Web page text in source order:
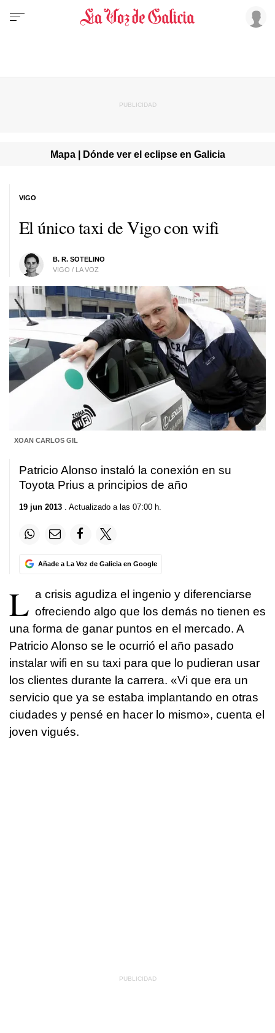
Mapa | Dónde ver el eclipse en Galicia
El único taxi de Vigo con wifi
B. R. SOTELINO
VIGO / LA VOZ
VIGO
XOAN CARLOS GIL
Patricio Alonso instaló la conexión en su
Toyota Prius a principios de año
19 jun 2013 . Actualizado a las 07:00 h.
Añade a La Voz de Galicia en Google
L a crisis agudiza el ingenio y diferenciarse
ofreciendo algo que los demás no tienen es
una forma de ganar puntos en el mercado. A
Patricio Alonso se le ocurrió el año pasado
instalar wifi en su taxi para que lo pudieran usar
los clientes durante la carrera. «Vi que era un
servicio que ya se estaba implantando en otras
ciudades y pensé en hacer lo mismo», cuenta el
joven vigués.